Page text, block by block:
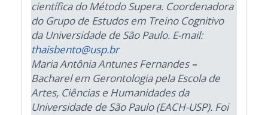
científica do Método Supera. Coordenadora
do Grupo de Estudos em Treino Cognitivo
da Universidade de São Paulo. E-mail:
thaisbento@usp.br
Maria Antônia Antunes Fernandes–
Bacharel em Gerontologia pela Escola de
Artes, Ciências e Humanidades da
Universidade de São Paulo (EACH-USP). Foi